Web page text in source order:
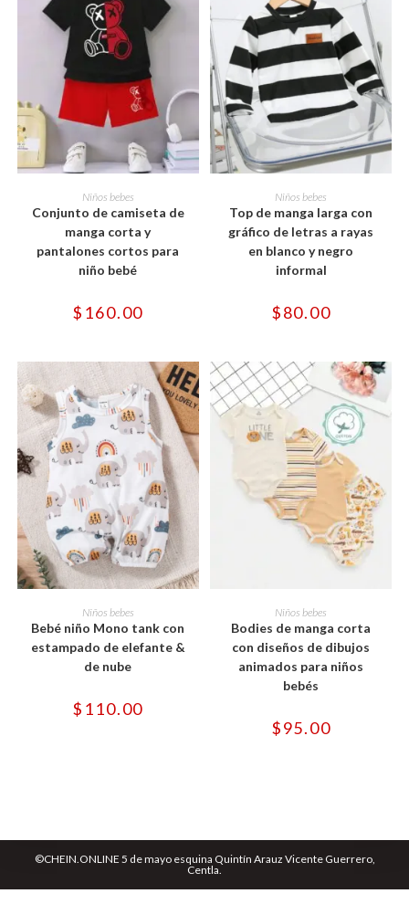
SELECCIONAR OPCIONES
Este
producto
tiene
múltiples
variantes.
opciones
se
en
la
Niños bebes
Conjunto de camiseta de
manga corta y
pantalones cortos para
niño bebé
$ 160.00
SELECCIONAR OPCIONES
Este
producto
tiene
múltiples
variantes.
opciones
se
en
la
Niños bebes
Top de manga larga con
gráfico de letras a rayas
en blanco y negro
informal
$80.00
SELECCIONAR OPCIONES
Este
producto
tiene
múltiples
variantes.
opciones
elegir
Niños bebes
Bebé niño Mono tank con
estampado de elefante &
de nube
$ 110.00
SELECCIONAR OPCIONES
producto
tiene
múltiples
variantes.
opciones
se
en
la
Niños bebes
Bodies de manga corta
con diseños de dibujos
animados para niños
bebés
$95.00
©CHEIN.ONLINE 5 de mayo esquina Quintín Arauz Vicente Guerrero,
Centla.